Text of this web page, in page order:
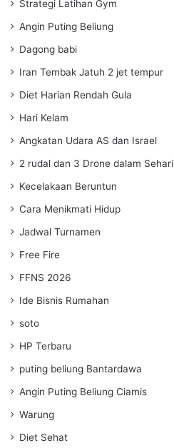
Strategi Latihan Gym
Angin Puting Beliung
Dagong babi
Iran Tembak Jatuh 2 jet tempur
Diet Harian Rendah Gula
Hari Kelam
Angkatan Udara AS dan Israel
2 rudal dan 3 Drone dalam Sehari
Kecelakaan Beruntun
Cara Menikmati Hidup
Jadwal Turnamen
Free Fire
FFNS 2026
Ide Bisnis Rumahan
soto
HP Terbaru
puting beliung Bantardawa
Angin Puting Beliung Ciamis
Warung
Diet Sehat